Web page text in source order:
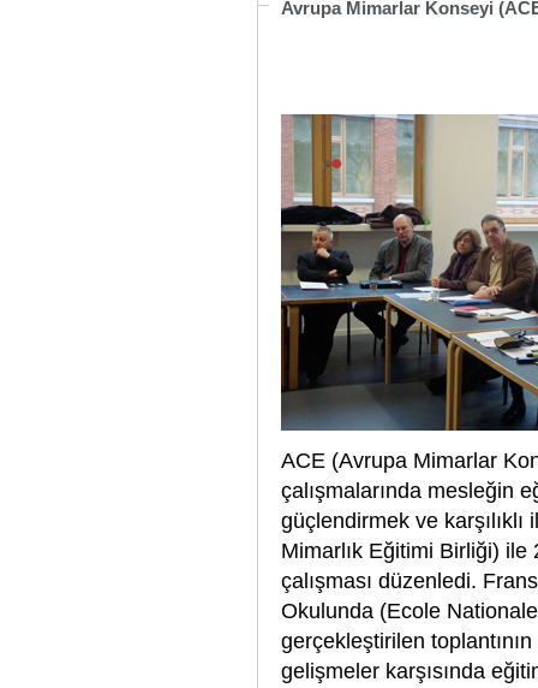
Avrupa Mimarlar Konseyi
ACE (Avrupa Mimarlar
çalışmalarında mesleğin
güçlendirmek ve
Mimarlık Eğitimi Birliği)
çalışması düzenledi.
Okulunda (Ecole
gerçekleştirilen
gelişmeler karşısında